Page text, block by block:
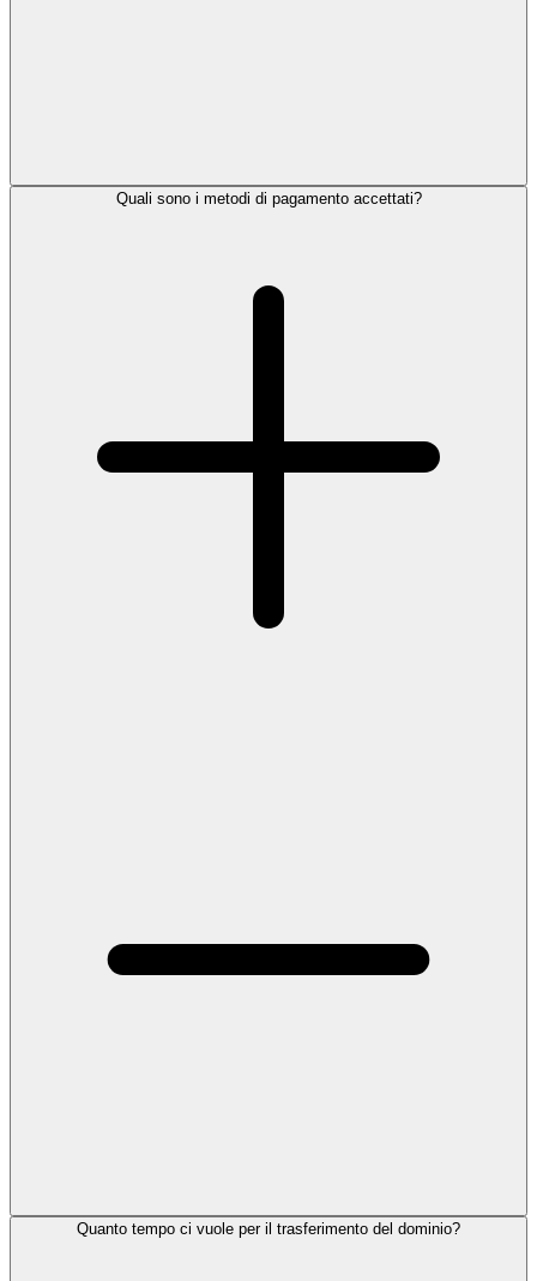
Quali sono i metodi di pagamento accettati?
Quanto tempo ci vuole per il trasferimento del dominio?